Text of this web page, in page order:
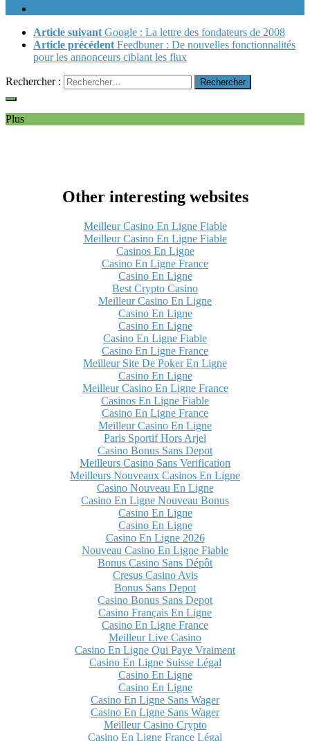
Article suivant Google : La lettre des fondateurs de 2008
Article précédent Feedbuner : De nouvelles fonctionnalités
pour les annonceurs ciblant les flux
Rechercher :
Plus
Other interesting websites
Meilleur Casino En Ligne Fiable
Meilleur Casino En Ligne Fiable
Casinos En Ligne
Casino En Ligne France
Casino En Ligne
Best Crypto Casino
Meilleur Casino En Ligne
Casino En Ligne
Casino En Ligne
Casino En Ligne Fiable
Casino En Ligne France
Meilleur Site De Poker En Ligne
Casino En Ligne
Meilleur Casino En Ligne France
Casinos En Ligne Fiable
Casino En Ligne France
Meilleur Casino En Ligne
Paris Sportif Hors Arjel
Casino Bonus Sans Depot
Meilleurs Casino Sans Verification
Meilleurs Nouveaux Casinos En Ligne
Casino Nouveau En Ligne
Casino En Ligne Nouveau Bonus
Casino En Ligne
Casino En Ligne
Casino En Ligne 2026
Nouveau Casino En Ligne Fiable
Bonus Casino Sans Dépôt
Cresus Casino Avis
Bonus Sans Depot
Casino Bonus Sans Depot
Casino Français En Ligne
Casino En Ligne France
Meilleur Live Casino
Casino En Ligne Qui Paye Vraiment
Casino En Ligne Suisse Légal
Casino En Ligne
Casino En Ligne
Casino En Ligne Sans Wager
Casino En Ligne Sans Wager
Meilleur Casino Crypto
Casino En Ligne France Légal